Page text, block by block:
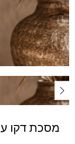
מסכת דקו